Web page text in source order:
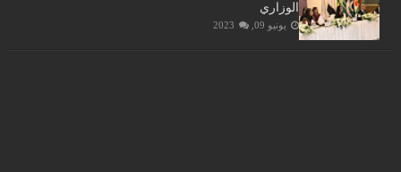
الوزاري
يونيو 09, 2023